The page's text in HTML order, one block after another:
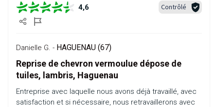
4,6 Contrôlé
Danielle G. - HAGUENAU (67)
Reprise de chevron vermoulue dépose de
tuiles, lambris, Haguenau
Entreprise avec laquelle nous avons déjà travaillé, avec
satisfaction et si nécessaire, nous retravaillerons avec